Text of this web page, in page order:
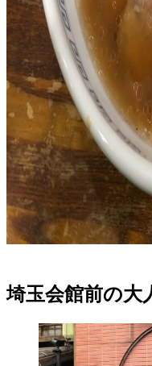
埼玉会館前の大